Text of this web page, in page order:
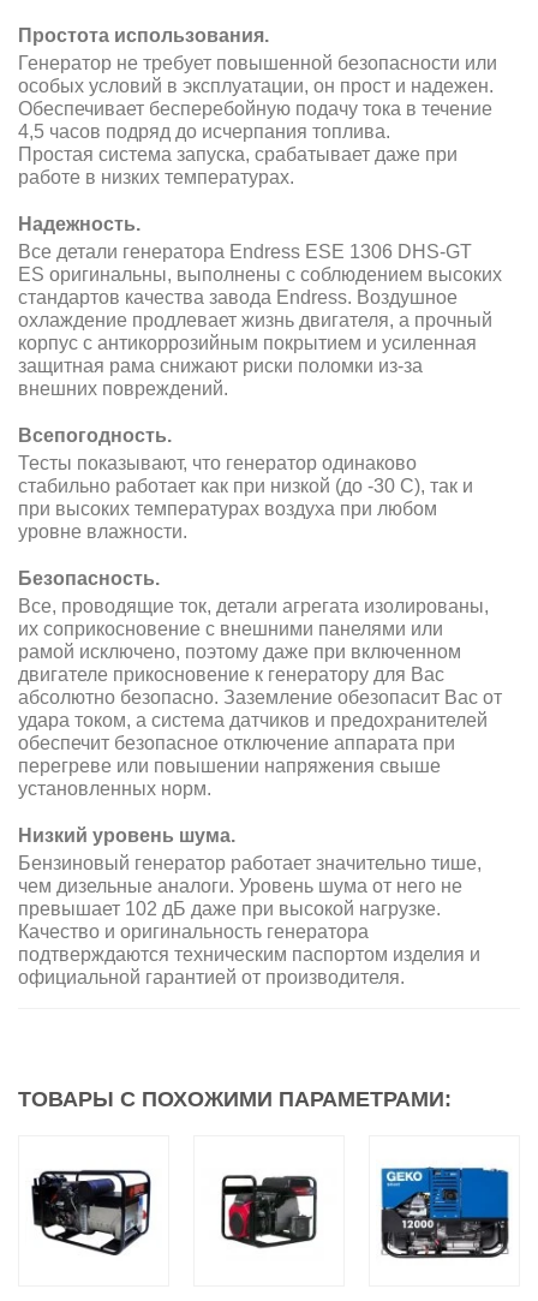
Простота использования.
Генератор не требует повышенной безопасности или
особых условий в эксплуатации, он прост и надежен.
Обеспечивает бесперебойную подачу тока в течение
4,5 часов подряд до исчерпания топлива.
Простая система запуска, срабатывает даже при
работе в низких температурах.
Надежность.
Все детали генератора Endress ESE 1306 DHS-GT
ES оригинальны, выполнены с соблюдением высоких
стандартов качества завода Endress. Воздушное
охлаждение продлевает жизнь двигателя, а прочный
корпус с антикоррозийным покрытием и усиленная
защитная рама снижают риски поломки из-за
внешних повреждений.
Всепогодность.
Тесты показывают, что генератор одинаково
стабильно работает как при низкой (до -30 С), так и
при высоких температурах воздуха при любом
уровне влажности.
Безопасность.
Все, проводящие ток, детали агрегата изолированы,
их соприкосновение с внешними панелями или
рамой исключено, поэтому даже при включенном
двигателе прикосновение к генератору для Вас
абсолютно безопасно. Заземление обезопасит Вас от
удара током, а система датчиков и предохранителей
обеспечит безопасное отключение аппарата при
перегреве или повышении напряжения свыше
установленных норм.
Низкий уровень шума.
Бензиновый генератор работает значительно тише,
чем дизельные аналоги. Уровень шума от него не
превышает 102 дБ даже при высокой нагрузке.
Качество и оригинальность генератора
подтверждаются техническим паспортом изделия и
официальной гарантией от производителя.
ТОВАРЫ С ПОХОЖИМИ ПАРАМЕТРАМИ: